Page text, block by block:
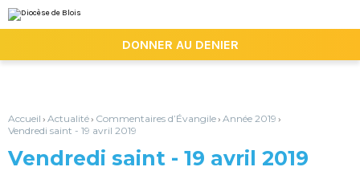
au
contenu.
la
personnels
DONNER AU DENIER
Accueil › Actualité› Commentaires d’Évangile› Année 2019 ›
Vendredi saint - 19 avril 2019
Vendredi saint - 19 avril 2019